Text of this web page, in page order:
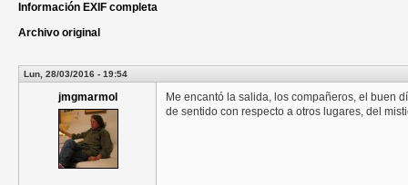
Información EXIF completa
Archivo original
Lun, 28/03/2016 - 19:54
jmgmarmol
Me encantó la salida, los compañeros, el buen
de sentido con respecto a otros lugares, del